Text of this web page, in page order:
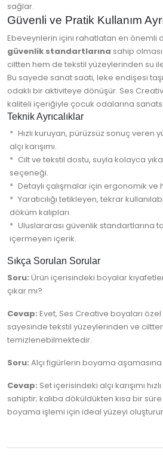
sağlar.
Güvenli ve Pratik Kullanım
Ebeveynlerin içini rahatlatan en önemli
güvenlik standartlarına sahip
ciltten hem de tekstil yüzeylerinden su
Bu sayede sanat saati, leke endişesi
odaklı bir aktiviteye dönüşür. Ses
kaliteli içeriğiyle çocuk odalarına
Teknik Ayrıcalıklar
Hızlı kuruyan, pürüzsüz sonuç veren
alçı karışımı.
Cilt ve tekstil dostu, suyla kolayca
seçeneği.
Detaylı çalışmalar için ergonomik ve
Yaratıcılığı tetikleyen, tekrar
döküm kalıpları.
Uluslararası güvenlik standartlarına
içermeyen içerik.
Sıkça Sorulan Sorular
Soru: Ürün içerisindeki boyalar
çıkar mı?
Cevap: Evet, Ses Creative boyaları
sayesinde tekstil yüzeylerinden ve
temizlenebilmektedir.
Soru: Alçı figürlerin boyama
Cevap: Set içerisindeki alçı karışımı
sahiptir; kalıba döküldükten kısa bir
boyama işlemi için ideal yüzeyi